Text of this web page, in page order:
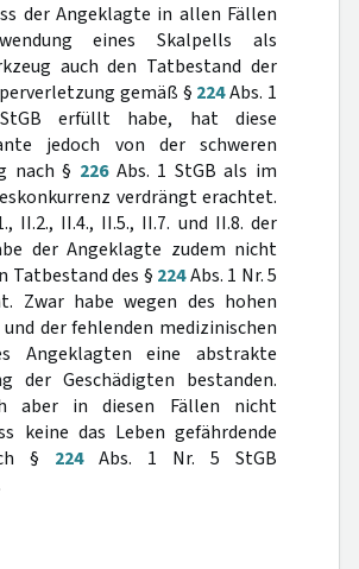
der Angeklagte in allen Fällen
eines Skalpells als
auch den Tatbestand der
gemäß § 224Abs. 1
erfüllt habe, hat diese
jedoch von der schweren
nach § 226Abs. 1 StGB als im
verdrängt erachtet.
II.2., II.4., II.5., II.7. und II.8. der
der Angeklagte zudem nicht
des § 224Abs. 1 Nr. 5
Zwar habe wegen des hohen
der fehlenden medizinischen
Angeklagten eine abstrakte
der Geschädigten bestanden.
aber in diesen Fällen nicht
keine das Leben gefährdende
§ 224Abs. 1 Nr. 5 StGB